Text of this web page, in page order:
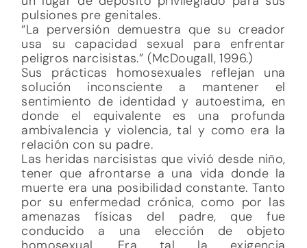
pulsiones pre genitales.
“La perversión demuestra que su creador
usa su capacidad sexual para enfrentar
peligros narcisistas.” (McDougall, 1996.)
Sus prácticas homosexuales reflejan una
solución inconsciente a mantener el
sentimiento de identidad y autoestima, en
donde el equivalente es una profunda
ambivalencia y violencia, tal y como era la
relación con su padre.
Las heridas narcisistas que vivió desde niño,
tener que afrontarse a una vida donde la
muerte era una posibilidad constante. Tanto
por su enfermedad crónica, como por las
amenazas físicas del padre, que fue
conducido a una elección de objeto